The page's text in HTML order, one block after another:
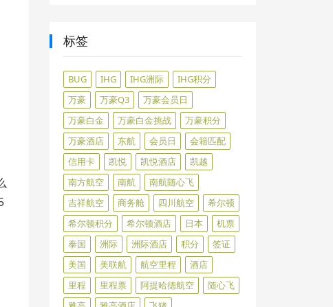
标签
BUG IHG IHG洲际
IHG积分
万豪
万豪Q3
万豪会员日
万豪白金
万豪白金挑战
万豪积分
万豪酒店
东航 会员日
会籍匹配
信用卡
凯悦 凯悦酒店
凯越
南方航空
南航
南航随心飞
吉祥航空
商务舱 四川航空
希尔顿
希尔顿积分
希尔顿酒店 日本
机票
泰国
洲际 洲际酒店 积分
签证
美国
美联航 航空里程
酒店
里程
里程票 阿提哈德航空
随心飞